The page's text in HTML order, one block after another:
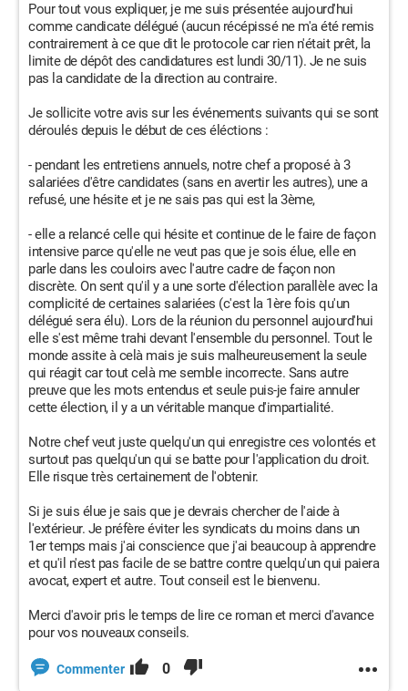
Pour tout vous expliquer, je me suis présentée aujourd'hui
comme candicate délégué (aucun récépissé ne m'a été remis
contrairement à ce que dit le protocole car rien n'était prêt, la
limite de dépôt des candidatures est lundi 30/11). Je ne suis
pas la candidate de la direction au contraire.
Je sollicite votre avis sur les événements suivants qui se sont
déroulés depuis le début de ces éléctions :
- pendant les entretiens annuels, notre chef a proposé à 3
salariées d'être candidates (sans en avertir les autres), une a
refusé, une hésite et je ne sais pas qui est la 3ème,
- elle a relancé celle qui hésite et continue de le faire de façon
intensive parce qu'elle ne veut pas que je sois élue, elle en
parle dans les couloirs avec l'autre cadre de façon non
discrète. On sent qu'il y a une sorte d'élection parallèle avec la
complicité de certaines salariées (c'est la 1ère fois qu'un
délégué sera élu). Lors de la réunion du personnel aujourd'hui
elle s'est même trahi devant l'ensemble du personnel. Tout le
monde assite à celà mais je suis malheureusement la seule
qui réagit car tout celà me semble incorrecte. Sans autre
preuve que les mots entendus et seule puis-je faire annuler
cette élection, il y a un véritable manque d'impartialité.
Notre chef veut juste quelqu'un qui enregistre ces volontés et
surtout pas quelqu'un qui se batte pour l'application du droit.
Elle risque très certainement de l'obtenir.
Si je suis élue je sais que je devrais chercher de l'aide à
l'extérieur. Je préfère éviter les syndicats du moins dans un
1er temps mais j'ai conscience que j'ai beaucoup à apprendre
et qu'il n'est pas facile de se battre contre quelqu'un qui paiera
avocat, expert et autre. Tout conseil est le bienvenu.
Merci d'avoir pris le temps de lire ce roman et merci d'avance
pour vos nouveaux conseils.
Commenter 0